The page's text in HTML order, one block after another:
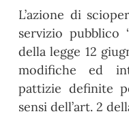
L’azione di
servizio pubblico
della legge 12
modifiche ed
pattizie definite
sensi dell’art. 2